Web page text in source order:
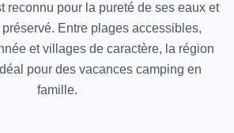
reconnu pour la pureté de ses eaux et
Entre plages accessibles,
et villages de caractère, la région
pour des vacances camping en
famille.